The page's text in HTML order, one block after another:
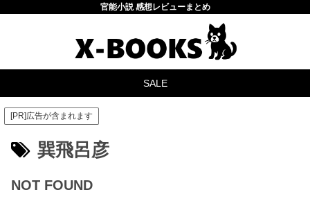
官能小説 感想レビューまとめ
SALE
[PR]広告が含まれます
巽飛呂彦
NOT FOUND